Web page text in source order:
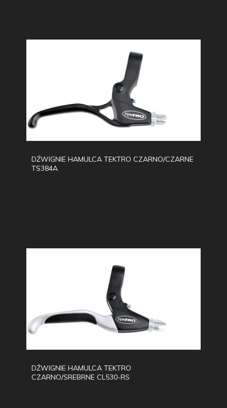
DŹWIGNIE HAMULCA TEKTRO CZARNO/CZARNE
TS384A
DŹWIGNIE HAMULCA TEKTRO
CZARNO/SREBRNE CL530-RS